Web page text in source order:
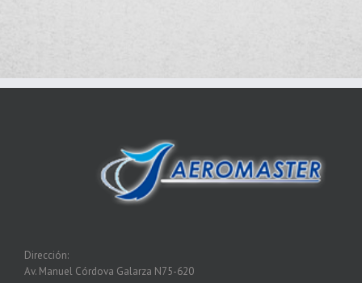
Dirección:
Av. Manuel Córdova Galarza N75-620